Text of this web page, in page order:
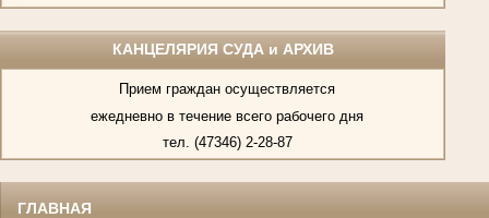
КАНЦЕЛЯРИЯ СУДА и АРХИВ
Прием граждан осуществляется
ежедневно в течение всего рабочего дня
тел. (47346) 2-28-87
ГЛАВНАЯ